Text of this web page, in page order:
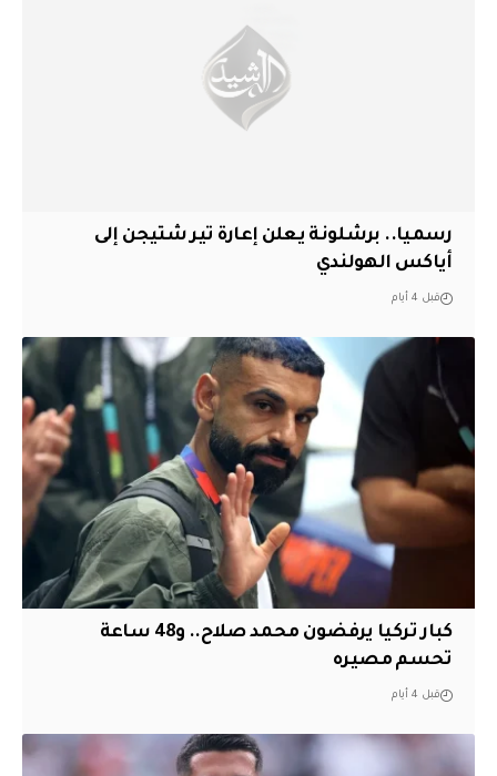
رسميا.. برشلونة يعلن إعارة تير شتيجن إلى
أياكس الهولندي
قبل 4 أيام
كبار تركيا يرفضون محمد صلاح.. و48 ساعة
تحسم مصيره
قبل 4 أيام